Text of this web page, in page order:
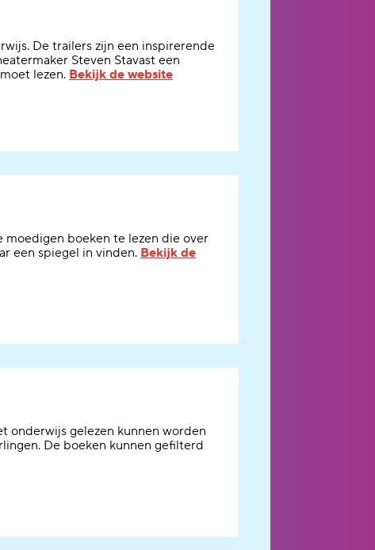
. De trailers zijn een inspirerende
Steven Stavast een
lezen. Bekijk de website
moedigen boeken te lezen die over
een spiegel in vinden. Bekijk de
onderwijs gelezen kunnen worden
. De boeken kunnen gefilterd